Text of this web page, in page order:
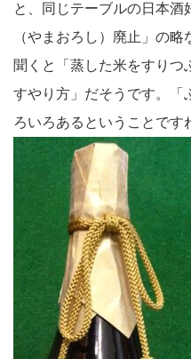
と、同じテーブルの日本酒
（やまおろし）廃止」の
聞くと「蒸した米をすり
すやり方」だそうです。「
ろいろあるということです